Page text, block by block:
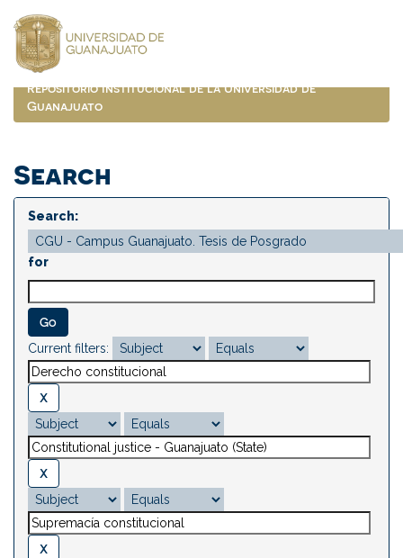
navigation
Repositorio Institucional de la Universidad de
Guanajuato
Search
Search:
for
Current filters: